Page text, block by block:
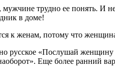
трудно ее понять. И
в доме!
к женам, потому что
русское «Послушай
Еще более ранний